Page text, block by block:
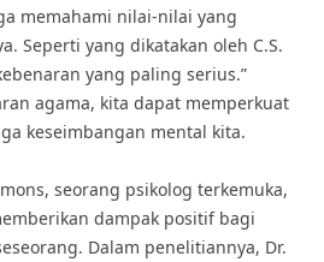
memahami nilai-nilai yang
Seperti yang dikatakan oleh C.S.
yang paling serius.”
agama, kita dapat memperkuat
keseimbangan mental kita.
seorang psikolog terkemuka,
dampak positif bagi
Dalam penelitiannya, Dr.